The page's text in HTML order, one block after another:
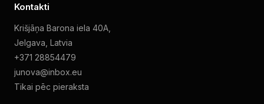
Kontakti
Krišjāņa Barona iela 40A,
Jelgava, Latvia
+371 28854479
junova@inbox.eu
Tikai pēc pieraksta